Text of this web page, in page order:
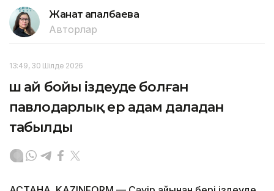
Жанат Қапалбаева
Авторлар
13:49, 30 Шілде 2026
Үш ай бойы іздеуде болған
павлодарлық ер адам даладан
табылды